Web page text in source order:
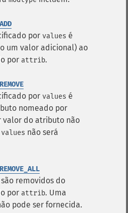
por values é
um valor adicional) ao
por attrib.
por values é
nomeado por
valor do atributo não
values não será
removidos do
por attrib. Uma
pode ser fornecida.